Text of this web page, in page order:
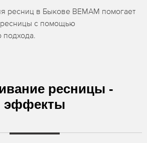
ресниц в Быкове BEMAM помогает
ресницы с помощью
подхода.
ресницы -
эффекты